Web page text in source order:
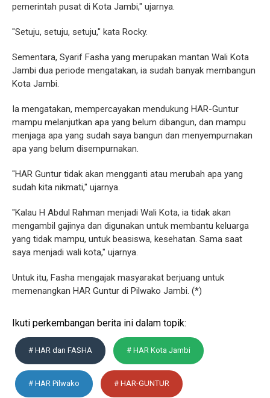
pemerintah pusat di Kota Jambi," ujarnya.
"Setuju, setuju, setuju," kata Rocky.
Sementara, Syarif Fasha yang merupakan mantan Wali Kota
Jambi dua periode mengatakan, ia sudah banyak membangun
Kota Jambi.
Ia mengatakan, mempercayakan mendukung HAR-Guntur
mampu melanjutkan apa yang belum dibangun, dan mampu
menjaga apa yang sudah saya bangun dan menyempurnakan
apa yang belum disempurnakan.
"HAR Guntur tidak akan mengganti atau merubah apa yang
sudah kita nikmati," ujarnya.
"Kalau H Abdul Rahman menjadi Wali Kota, ia tidak akan
mengambil gajinya dan digunakan untuk membantu keluarga
yang tidak mampu, untuk beasiswa, kesehatan. Sama saat
saya menjadi wali kota," ujarnya.
Untuk itu, Fasha mengajak masyarakat berjuang untuk
memenangkan HAR Guntur di Pilwako Jambi. (*)
Ikuti perkembangan berita ini dalam topik:
# HAR dan FASHA # HAR Kota Jambi
# HAR Pilwako # HAR-GUNTUR